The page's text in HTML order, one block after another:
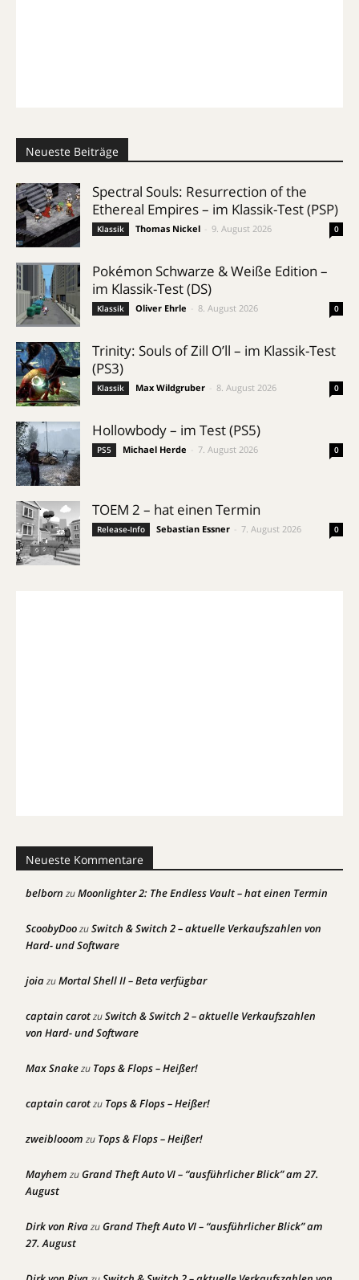
Neueste Beiträge
Spectral Souls: Resurrection of the
Ethereal Empires – im Klassik-Test (PSP)
Klassik Thomas Nickel 9. August 2026 0
Pokémon Schwarze & Weiße Edition –
im Klassik-Test (DS)
Klassik Oliver Ehrle 8. August 2026 0
Trinity: Souls of Zill O’ll – im Klassik-Test
(PS3)
Klassik Max Wildgruber 8. August 2026 0
Hollowbody – im Test (PS5)
PS5 Michael Herde 7. August 2026 0
TOEM 2 – hat einen Termin
Release-Info Sebastian Essner 7. August 2026 0
Neueste Kommentare
belborn zuMoonlighter 2: The Endless Vault – hat einen Termin
ScoobyDoozuSwitch & Switch 2 – aktuelle Verkaufszahlen von
Hard- und Software
joiazuMortal Shell II – Beta verfügbar
captain carotzuSwitch & Switch 2 – aktuelle Verkaufszahlen
von Hard- und Software
Max Snakezu Tops & Flops – Heißer!
captain carotzu Tops & Flops – Heißer!
zweiblooom zu Tops & Flops – Heißer!
Mayhem zuGrand Theft Auto VI – “ausführlicher Blick” am 27.
August
Dirk von RivazuGrand Theft Auto VI – “ausführlicher Blick” am
27. August